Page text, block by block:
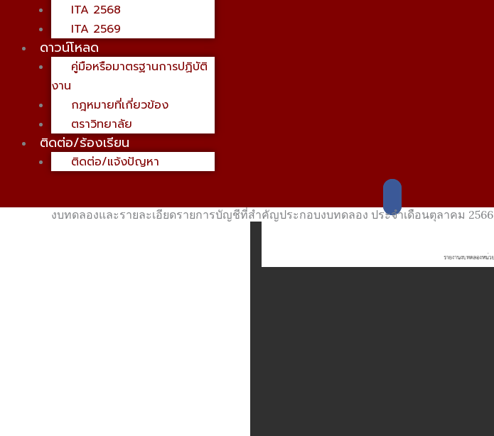
ITA 2568
ITA 2569
ดาวน์โหลด
คู่มือหรือมาตรฐานการปฏิบัติ
งาน
กฎหมายที่เกี่ยวข้อง
ตราวิทยาลัย
ติดต่อ/ร้องเรียน
ติดต่อ/แจ้งปัญหา
งบทดลองและรายละเอียดรายการบัญชีที่สำคัญประกอบงบทดลอง ประจำเดือนตุลาคม 2566